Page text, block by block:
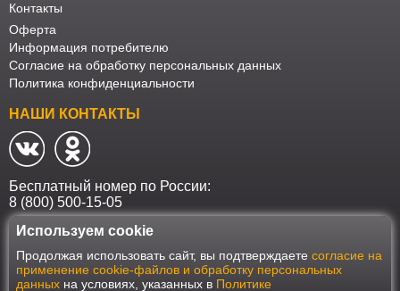
Контакты
Оферта
Информация потребителю
Согласие на обработку персональных данных
Политика конфиденциальности
НАШИ КОНТАКТЫ
Бесплатный номер по России:
8 (800) 500-15-05
Наш интернет-магазин работает в соответствии с требованиями
Федерального закона от 27 июля 2006 года №152-ФЗ "О персональных
данных". Оформить заказ на сайте Мебеласка возможно только при
наличии согласия на обработку Ваших персональных данных. Для
Используем cookie
Продолжая использовать сайт, вы подтверждаете согласие на
применение cookie-файлов и обработку персональных
данных на условиях, указанных в Политике